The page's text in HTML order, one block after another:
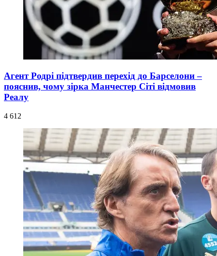
Агент Родрі підтвердив перехід до Барселони –
пояснив, чому зірка Манчестер Сіті відмовив
Реалу
4 612